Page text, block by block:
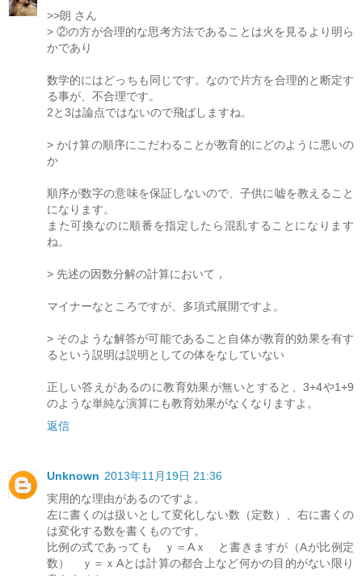
>>朗 さん
> ②の方が合理的な思考方法であることは火を見るより明ら
かであり
数学的にはどっちも同じです。なので片方を合理的と断定す
る事が、不合理です。
2と3は論点ではないので飛ばしますね。
> かけ算の順序にこだわることが教育的にどのように悪いの
か
順序が数字の意味を保証しないので、子供に嘘を教えること
になります。
また可換なのに順番を指定したら混乱することになります
ね。
> 先述の因数分解の計算において，
マイナーなところですが、多項式展開ですよ。
> そのような解答が可能であること自体が教育的効果を有す
るという説明は説明としての体をなしていない
正しい答えがあるのに教育効果が無いとすると、3+4や1+9
のような単純な演算にも教育効果がなくなりますよ。
返信
Unknown 2013年11月19日 21:36
実用的な理由があるのですよ。
左に書くのは扱いとして変化しない数（定数）、右に書くの
は変化する数を書くものです。
比例の式であっても ｙ＝Aｘ と書きますが（Aが比例定
数） ｙ＝ｘAとは計算の都合上など何かの目的がない限り